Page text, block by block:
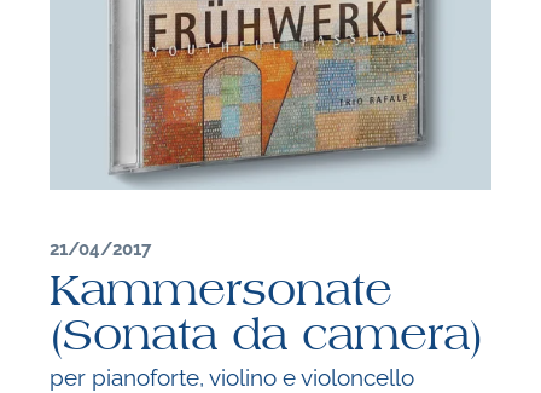
21/04/2017
Kammersonate
(Sonata da camera)
per pianoforte, violino e violoncello